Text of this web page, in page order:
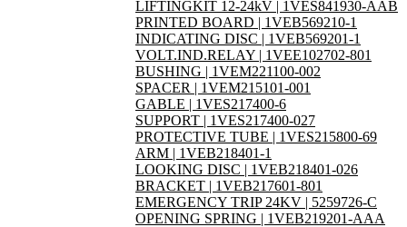
LIFTINGKIT 12-24kV | 1VES841930-AAB
PRINTED BOARD | 1VEB569210-1
INDICATING DISC | 1VEB569201-1
VOLT.IND.RELAY | 1VEE102702-801
BUSHING | 1VEM221100-002
SPACER | 1VEM215101-001
GABLE | 1VES217400-6
SUPPORT | 1VES217400-027
PROTECTIVE TUBE | 1VES215800-69
ARM | 1VEB218401-1
LOOKING DISC | 1VEB218401-026
BRACKET | 1VEB217601-801
EMERGENCY TRIP 24KV | 5259726-C
OPENING SPRING | 1VEB219201-AAA